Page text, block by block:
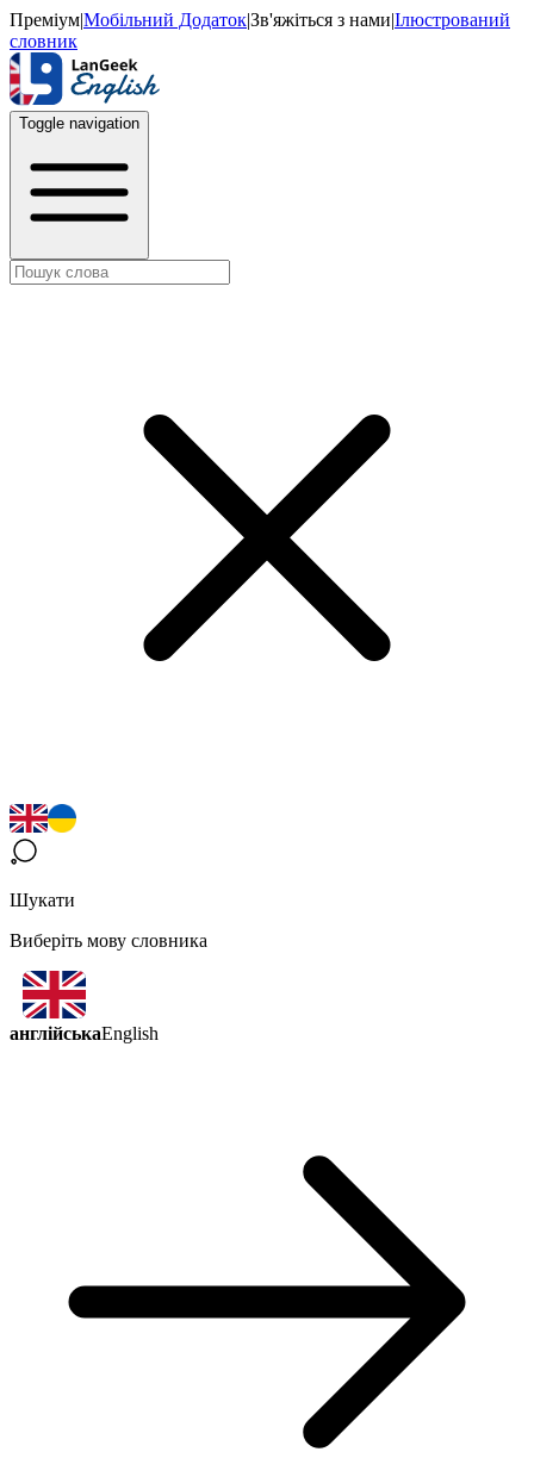
Преміум|Мобільний Додаток|Зв'яжіться з нами|Ілюстрований
словник
Toggle navigation
Шукати
Виберіть мову словника
англійськаEnglish